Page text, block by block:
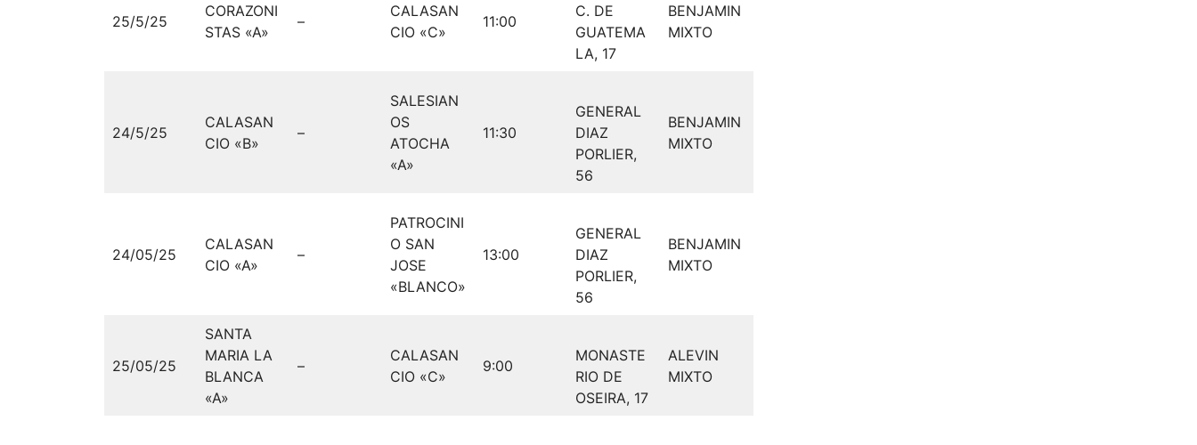
25/5/25
CORAZONI
STAS «A»
–
CALASAN
CIO «C»
11:00
C. DE
GUATEMA
LA, 17
BENJAMIN
MIXTO
24/5/25
CALASAN
CIO «B»
–
SALESIAN
OS
ATOCHA
«A»
11:30
GENERAL
DIAZ
PORLIER,
56
BENJAMIN
MIXTO
24/05/25
CALASAN
CIO «A»
–
PATROCINI
O SAN
JOSE
«BLANCO»
13:00
GENERAL
DIAZ
PORLIER,
56
BENJAMIN
MIXTO
25/05/25
SANTA
MARIA LA
BLANCA
«A»
–
CALASAN
CIO «C»
9:00
MONASTE
RIO DE
OSEIRA, 17
ALEVIN
MIXTO